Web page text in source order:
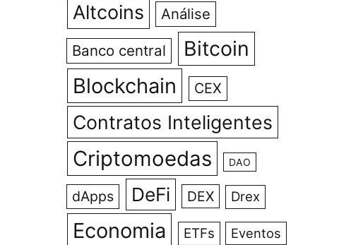
Altcoins Análise
Banco central
Bitcoin
Blockchain
CEX
Contratos Inteligentes
Criptomoedas DAO
dApps DeFi DEX Drex
Economia ETFs Eventos